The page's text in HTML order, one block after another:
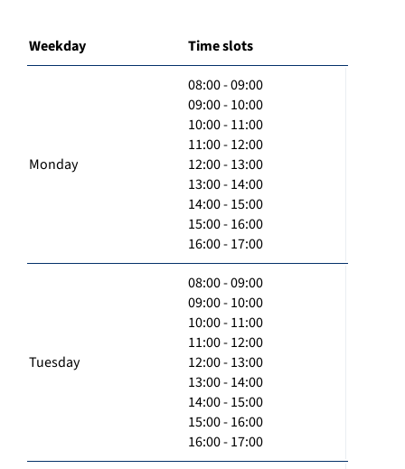
Weekday Time slots
Monday
08:00 - 09:00
09:00 - 10:00
10:00 - 11:00
11:00 - 12:00
12:00 - 13:00
13:00 - 14:00
14:00 - 15:00
15:00 - 16:00
16:00 - 17:00
Tuesday
08:00 - 09:00
09:00 - 10:00
10:00 - 11:00
11:00 - 12:00
12:00 - 13:00
13:00 - 14:00
14:00 - 15:00
15:00 - 16:00
16:00 - 17:00